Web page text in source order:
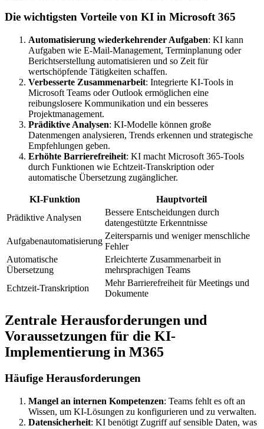
Die wichtigsten Vorteile von KI in Microsoft 365
Automatisierung wiederkehrender Aufgaben: KI kann
Aufgaben wie E-Mail-Management, Terminplanung oder
Berichtserstellung automatisieren und so Zeit für
wertschöpfende Tätigkeiten schaffen.
Verbesserte Zusammenarbeit: Integrierte KI-Tools in
Microsoft Teams oder Outlook ermöglichen eine
reibungslosere Kommunikation und ein besseres
Projektmanagement.
Prädiktive Analysen: KI-Modelle können große
Datenmengen analysieren, Trends erkennen und strategische
Empfehlungen geben.
Erhöhte Barrierefreiheit: KI macht Microsoft 365-Tools
durch Funktionen wie Echtzeit-Transkription oder
automatische Übersetzung zugänglicher.
KI-Funktion
Hauptvorteil
Prädiktive Analysen
Bessere Entscheidungen durch
datengestützte Erkenntnisse
Aufgabenautomatisierung
Zeitersparnis und weniger menschliche
Fehler
Automatische
Übersetzung
Erleichterte Zusammenarbeit in
mehrsprachigen Teams
Echtzeit-Transkription
Mehr Barrierefreiheit für Meetings und
Dokumente
Zentrale Herausforderungen und
Voraussetzungen für die KI-
Implementierung in M365
Häufige Herausforderungen
Mangel an internen Kompetenzen: Teams fehlt es oft an
Wissen, um KI-Lösungen zu konfigurieren und zu verwalten.
Datensicherheit: KI benötigt Zugriff auf sensible Daten, was